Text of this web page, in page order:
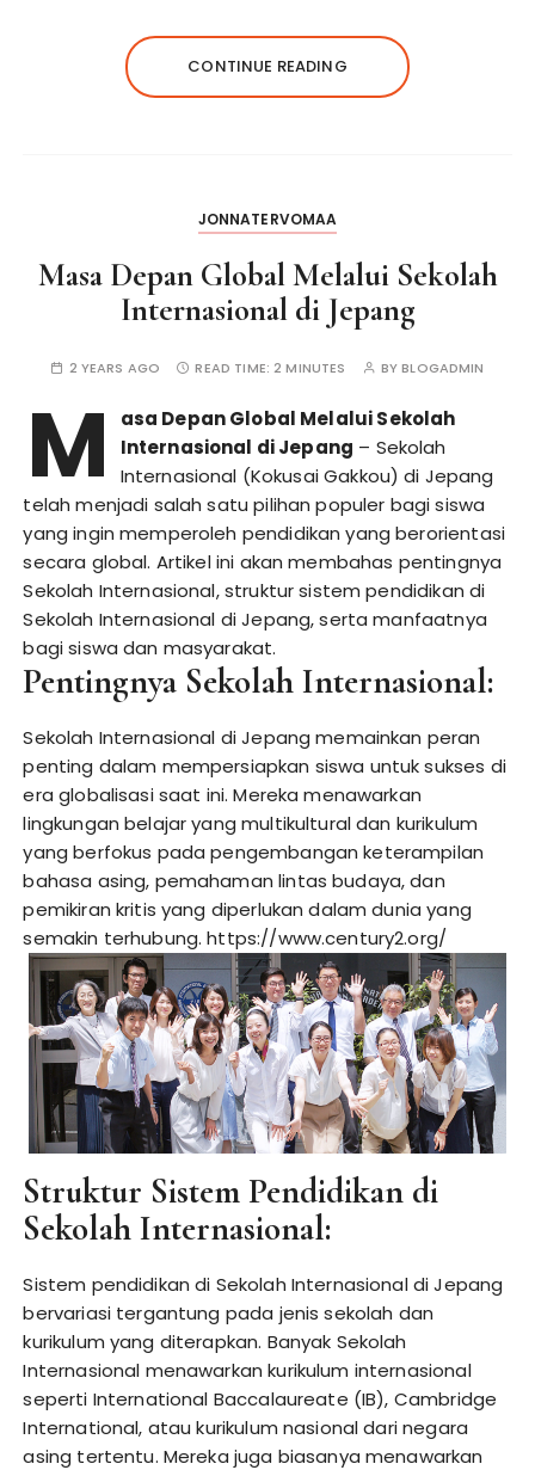
CONTINUE READING
JONNATERVOMAA
Masa Depan Global Melalui Sekolah
Internasional di Jepang
2 YEARS AGO READ TIME:2 MINUTES BYBLOGADMIN
M
asa Depan Global Melalui Sekolah
Internasional di Jepang – Sekolah
Internasional (Kokusai Gakkou) di Jepang
telah menjadi salah satu pilihan populer bagi siswa
yang ingin memperoleh pendidikan yang berorientasi
secara global. Artikel ini akan membahas pentingnya
Sekolah Internasional, struktur sistem pendidikan di
Sekolah Internasional di Jepang, serta manfaatnya
bagi siswa dan masyarakat.
Pentingnya Sekolah Internasional:
Sekolah Internasional di Jepang memainkan peran
penting dalam mempersiapkan siswa untuk sukses di
era globalisasi saat ini. Mereka menawarkan
lingkungan belajar yang multikultural dan kurikulum
yang berfokus pada pengembangan keterampilan
bahasa asing, pemahaman lintas budaya, dan
pemikiran kritis yang diperlukan dalam dunia yang
semakin terhubung.https://www.century2.org/
Struktur Sistem Pendidikan di
Sekolah Internasional:
Sistem pendidikan di Sekolah Internasional di Jepang
bervariasi tergantung pada jenis sekolah dan
kurikulum yang diterapkan. Banyak Sekolah
Internasional menawarkan kurikulum internasional
seperti International Baccalaureate (IB), Cambridge
International, atau kurikulum nasional dari negara
asing tertentu. Mereka juga biasanya menawarkan